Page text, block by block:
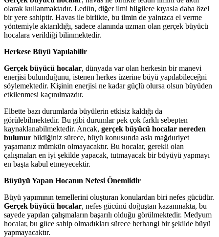
olarak kullanmaktadır. Ledün, diğer ilmi bilgilere kıyasla daha özel
bir yere sahiptir. Havas ile birlikte, bu ilmin de yalnızca el verme
yöntemiyle aktarıldığı, sadece alanında uzman olan gerçek büyücü
hocalara verildiği bilinmektedir.
Herkese Büyü Yapılabilir
Gerçek büyücü hocalar, dünyada var olan herkesin bir manevi
enerjisi bulunduğunu, istenen herkes üzerine büyü yapılabileceğni
söylemektedir. Kişinin enerjisi ne kadar güçlü olursa olsun büyüden
etkilenmesi kaçınılmazdır.
Elbette bazı durumlarda büyülerin etkisiz kaldığı da
görülebilmektedir. Bu gibi durumlar pek çok farklı sebepten
kaynaklanabilmektedir. Ancak, gerçek büyücü hocalar nereden
bulunur bildiğiniz sürece, büyü konusunda asla mağduriyet
yaşamanız mümkün olmayacaktır. Bu hocalar, gerekli olan
çalışmaları en iyi şekilde yapacak, tutmayacak bir büyüyü yapmayı
en başta kabul etmeyecektir.
Büyüyü Yapan Hocanın Nefesi Önemlidir
Büyü yapımının temellerini oluşturan konulardan biri nefes gücüdür.
Gerçek büyücü hocalar, nefes gücünü doğuştan kazanmakta, bu
sayede yapılan çalışmaların başarılı olduğu görülmektedir. Medyum
hocalar, bu güce sahip olmadıkları sürece herhangi bir şekilde büyü
yapmayacaktır.